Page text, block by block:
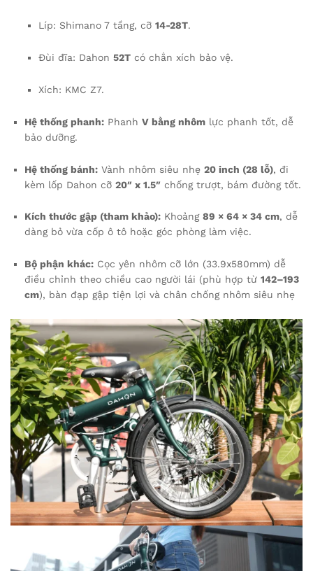
Líp: Shimano 7 tầng, cỡ 14-28T.
Đùi đĩa: Dahon 52T có chắn xích bảo vệ.
Xích: KMC Z7.
Hệ thống phanh: Phanh V bằng nhôm lực phanh tốt, dễ
bảo dưỡng.
Hệ thống bánh: Vành nhôm siêu nhẹ 20 inch (28 lỗ), đi
kèm lốp Dahon cỡ 20″ x 1.5″ chống trượt, bám đường tốt.
Kích thước gập (tham khảo): Khoảng 89 × 64 × 34 cm, dễ
dàng bỏ vừa cốp ô tô hoặc góc phòng làm việc.
Bộ phận khác: Cọc yên nhôm cỡ lớn (33.9x580mm) dễ
điều chỉnh theo chiều cao người lái (phù hợp từ 142–193
cm), bàn đạp gập tiện lợi và chân chống nhôm siêu nhẹ